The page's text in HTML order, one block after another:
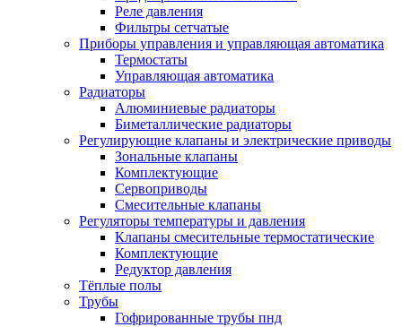
Реле давления
Фильтры сетчатые
Приборы управления и управляющая автоматика
Термостаты
Управляющая автоматика
Радиаторы
Алюминиевые радиаторы
Биметаллические радиаторы
Регулирующие клапаны и электрические приводы
Зональные клапаны
Комплектующие
Сервоприводы
Смесительные клапаны
Регуляторы температуры и давления
Клапаны смесительные термостатические
Комплектующие
Редуктор давления
Тёплые полы
Трубы
Гофрированные трубы пнд